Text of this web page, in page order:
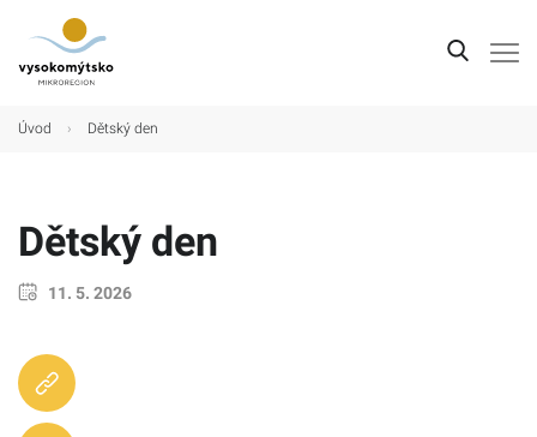
Úvod › Dětský den
Dětský den
11. 5. 2026
Úvod
Obce
Turistické cíle
Kontakt